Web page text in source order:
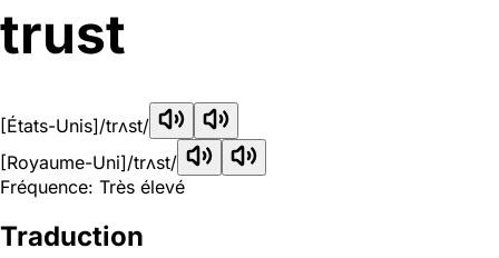
trust
[États-Unis]/trʌst/
[Royaume-Uni]/trʌst/
Fréquence: Très élevé
Traduction